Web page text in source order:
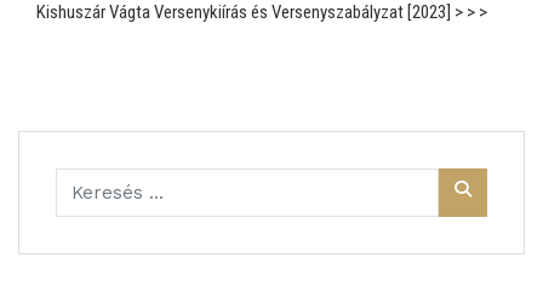
Kishuszár Vágta Versenykiírás és Versenyszabályzat [2023] > > >